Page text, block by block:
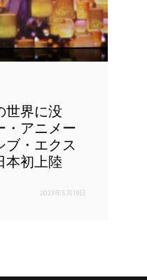
世界に没
・アニメー
ブ・エクス
本初上陸
2023年5月19日